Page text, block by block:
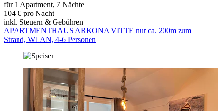
für 1 Apartment, 7 Nächte
104 € pro Nacht
inkl. Steuern & Gebühren
APARTMENTHAUS ARKONA VITTE nur ca. 200m zum
Strand, WLAN, 4-6 Personen